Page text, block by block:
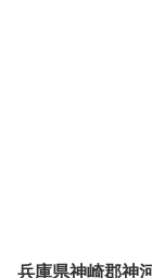
兵庫県神崎郡神